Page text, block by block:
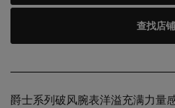
查找店铺
爵士系列破风腕表洋溢充满力量